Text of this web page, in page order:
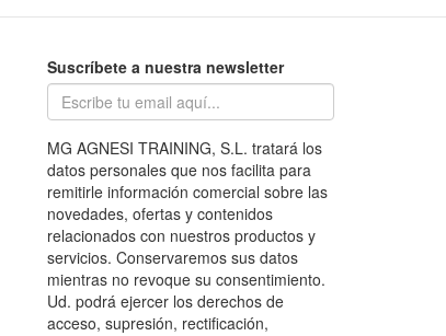
Suscríbete a nuestra newsletter
MG AGNESI TRAINING, S.L. tratará los
datos personales que nos facilita para
remitirle información comercial sobre las
novedades, ofertas y contenidos
relacionados con nuestros productos y
servicios. Conservaremos sus datos
mientras no revoque su consentimiento.
Ud. podrá ejercer los derechos de
acceso, supresión, rectificación,